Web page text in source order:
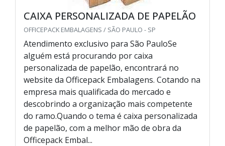
CAIXA PERSONALIZADA DE PAPELÃO
OFFICEPACK EMBALAGENS / SÃO PAULO - SP
Atendimento exclusivo para São PauloSe
alguém está procurando por caixa
personalizada de papelão, encontrará no
website da Officepack Embalagens. Cotando na
empresa mais qualificada do mercado e
descobrindo a organização mais competente
do ramo.Quando o tema é caixa personalizada
de papelão, com a melhor mão de obra da
Officepack Embal...